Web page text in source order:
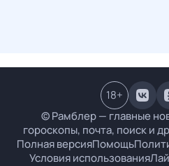
© Рамблер — главные
гороскопы, почта, поиск и
Полная версияПомощь
Условия использования
18+